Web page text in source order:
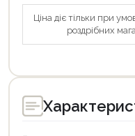
Ціна діє тільки при
роздрібних